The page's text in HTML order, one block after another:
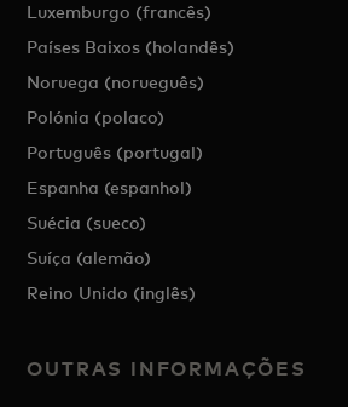
Luxemburgo (francês)
Países Baixos (holandês)
Noruega (norueguês)
Polónia (polaco)
Português (portugal)
Espanha (espanhol)
Suécia (sueco)
Suíça (alemão)
Reino Unido (inglês)
OUTRAS INFORMAÇÕES